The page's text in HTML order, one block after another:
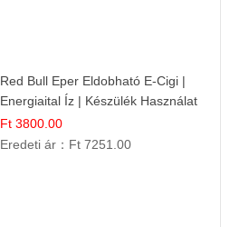
Red Bull Eper Eldobható E-Cigi |
Energiaital Íz | Készülék Használat
Ft 3800.00
Eredeti ár： Ft 7251.00